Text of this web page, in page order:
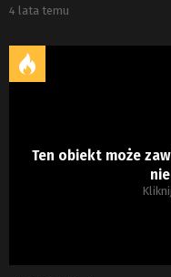
4 lata temu
Ten obiekt może